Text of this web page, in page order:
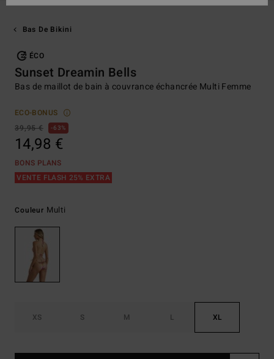
Bas De Bikini
ÉCO
Sunset Dreamin Bells
Bas de maillot de bain à couvrance échancrée Multi Femme
ECO-BONUS
39,95 €
63%
14,98 €
BONS PLANS
VENTE FLASH 25% EXTRA
Couleur Multi
XS S M L XL